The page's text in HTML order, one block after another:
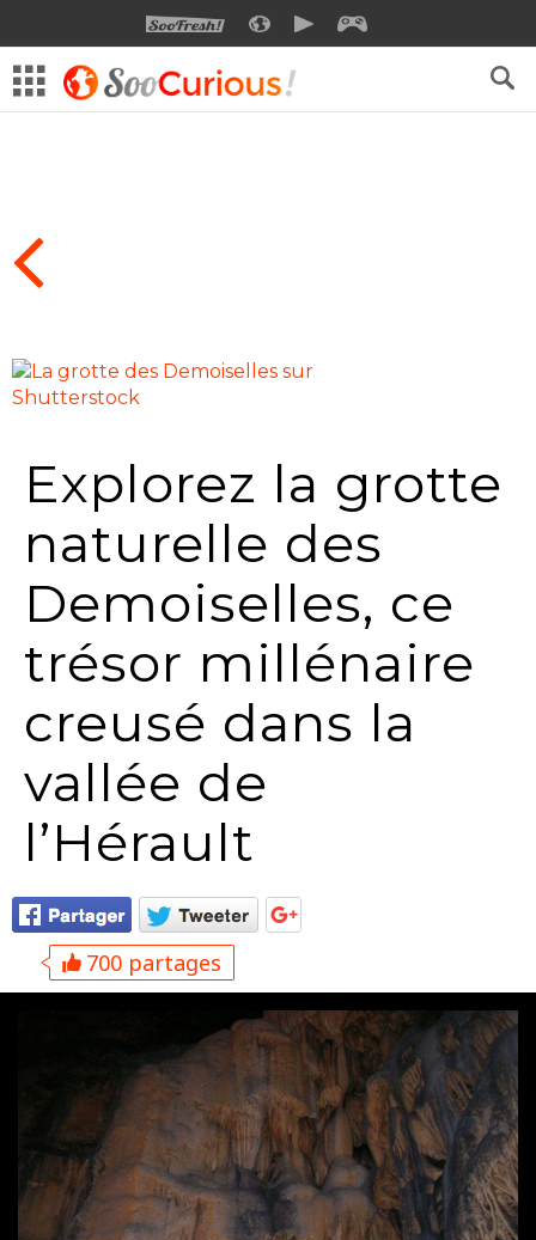
SOOFRESHSOOCURIOUSSOOMOTION
Explorez la grotte
naturelle des
Demoiselles, ce
trésor millénaire
creusé dans la
vallée de
l’Hérault
700 partages